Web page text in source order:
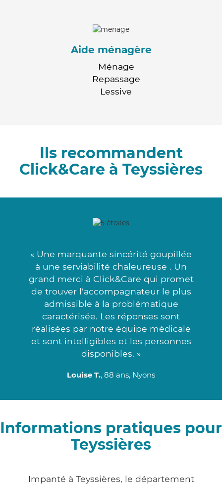
Aide ménagère
Ménage
Repassage
Lessive
Ils recommandent
Click&Care à Teyssières
« Une marquante sincérité goupillée
à une serviabilité chaleureuse . Un
grand merci à Click&Care qui promet
de trouver l'accompagnateur le plus
admissible à la problématique
caractérisée. Les réponses sont
réalisées par notre équipe médicale
et sont intelligibles et les personnes
disponibles. »
Louise T., 88 ans, Nyons
Informations pratiques pour
Teyssières
Impanté à Teyssières, le département